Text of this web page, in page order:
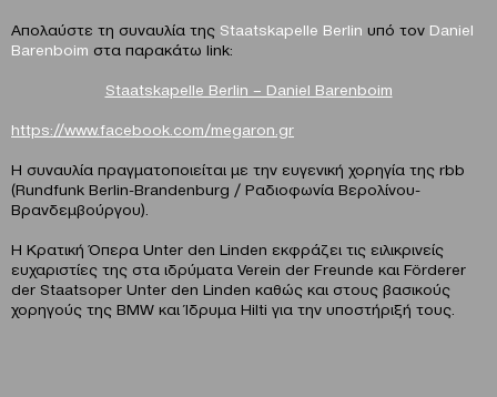
Aπολαύστε τη συναυλία της Staatskapelle Berlin υπό τον Daniel
Barenboim στα παρακάτω link:
Staatskapelle Berlin – Daniel Barenboim
https://www.facebook.com/megaron.gr
Η συναυλία πραγματοποιείται με την ευγενική χορηγία της rbb
(Rundfunk Berlin-Brandenburg / Ραδιοφωνία Βερολίνου-
Βρανδεμβούργου).
Η Κρατική Όπερα Unter den Linden εκφράζει τις ειλικρινείς
ευχαριστίες της στα ιδρύματα Verein der Freunde και Förderer
der Staatsoper Unter den Linden καθώς και στους βασικούς
χορηγούς της BMW και Ίδρυμα Hilti για την υποστήριξή τους.